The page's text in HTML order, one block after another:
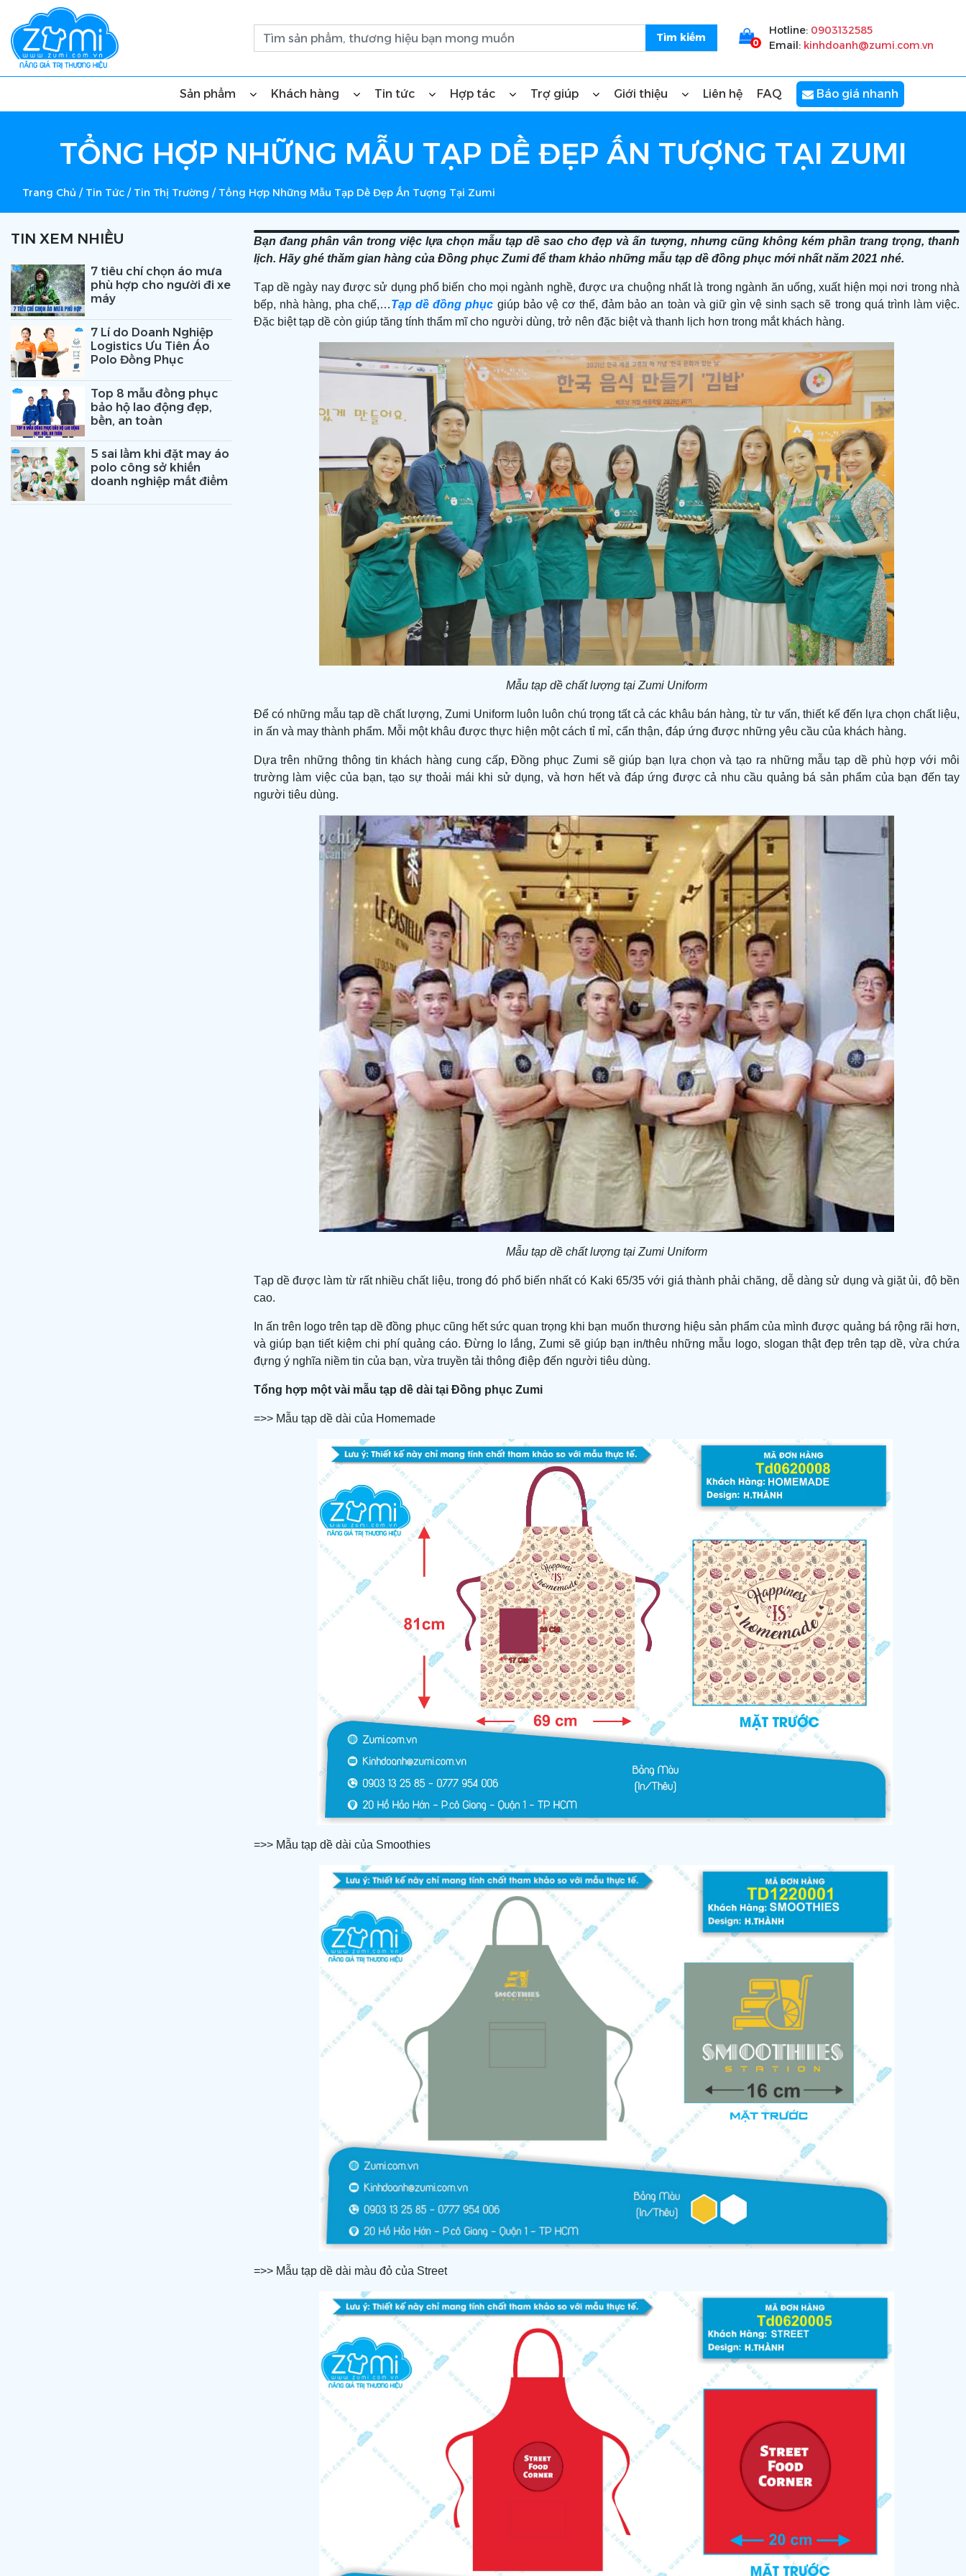
0
Hotline: 0903132585
Email: kinhdoanh@zumi.com.vn
Sản phẩm Khách hàng Tin tức Hợp tác Trợ giúp Giới thiệu Liên hệ FAQ Báo giá nhanh
TỔNG HỢP NHỮNG MẪU TẠP DỀ ĐẸP ẤN TƯỢNG TẠI ZUMI
Trang Chủ / Tin Tức / Tin Thị Trường / Tổng Hợp Những Mẫu Tạp Dề Đẹp Ấn Tượng Tại Zumi
TIN XEM NHIỀU
7 tiêu chí chọn áo mưa
phù hợp cho người đi xe
máy
7 Lí do Doanh Nghiệp
Logistics Ưu Tiên Áo
Polo Đồng Phục
Top 8 mẫu đồng phục
bảo hộ lao động đẹp,
bền, an toàn
5 sai lầm khi đặt may áo
polo công sở khiến
doanh nghiệp mất điểm
Bạn đang phân vân trong việc lựa chọn mẫu tạp dề sao cho đẹp và ấn tượng, nhưng cũng không kém phần trang trọng, thanh
lịch. Hãy ghé thăm gian hàng của Đồng phục Zumi để tham khảo những mẫu tạp dề đồng phục mới nhất năm 2021 nhé.
Tạp dề ngày nay được sử dụng phổ biến cho mọi ngành nghề, được ưa chuộng nhất là trong ngành ăn uống, xuất hiện mọi nơi trong nhà
bếp, nhà hàng, pha chế,…Tạp dề đồng phục giúp bảo vệ cơ thể, đảm bảo an toàn và giữ gìn vệ sinh sạch sẽ trong quá trình làm việc.
Đặc biệt tạp dề còn giúp tăng tính thẩm mĩ cho người dùng, trở nên đặc biệt và thanh lịch hơn trong mắt khách hàng.
Mẫu tạp dề chất lượng tại Zumi Uniform
Để có những mẫu tạp dề chất lượng, Zumi Uniform luôn luôn chú trọng tất cả các khâu bán hàng, từ tư vấn, thiết kế đến lựa chọn chất liệu,
in ấn và may thành phẩm. Mỗi một khâu được thực hiện một cách tỉ mỉ, cẩn thận, đáp ứng được những yêu cầu của khách hàng.
Dựa trên những thông tin khách hàng cung cấp, Đồng phục Zumi sẽ giúp bạn lựa chọn và tạo ra những mẫu tạp dề phù hợp với môi
trường làm việc của bạn, tạo sự thoải mái khi sử dụng, và hơn hết và đáp ứng được cả nhu cầu quảng bá sản phẩm của bạn đến tay
người tiêu dùng.
Mẫu tạp dề chất lượng tại Zumi Uniform
Tạp dề được làm từ rất nhiều chất liệu, trong đó phổ biến nhất có Kaki 65/35 với giá thành phải chăng, dễ dàng sử dụng và giặt ủi, độ bền
cao.
In ấn trên logo trên tạp dề đồng phục cũng hết sức quan trọng khi bạn muốn thương hiệu sản phẩm của mình được quảng bá rộng rãi hơn,
và giúp bạn tiết kiệm chi phí quảng cáo. Đừng lo lắng, Zumi sẽ giúp bạn in/thêu những mẫu logo, slogan thật đẹp trên tạp dề, vừa chứa
đựng ý nghĩa niềm tin của bạn, vừa truyền tải thông điệp đến người tiêu dùng.
Tổng hợp một vài mẫu tạp dề dài tại Đồng phục Zumi
=>> Mẫu tạp dề dài của Homemade
=>> Mẫu tạp dề dài của Smoothies
=>> Mẫu tạp dề dài màu đỏ của Street